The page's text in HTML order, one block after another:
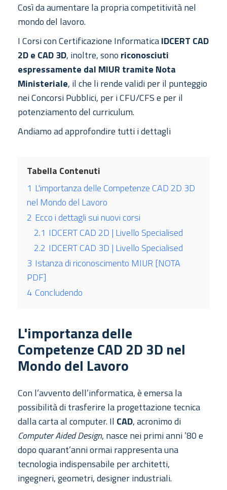
Così da aumentare la propria competitività nel
mondo del lavoro.
I Corsi con Certificazione InformaticaIDCERT CAD
2D e CAD 3D, inoltre, sono riconosciuti
espressamente dal MIUR tramite Nota
Ministeriale, il che li rende validi per il punteggio
nei Concorsi Pubblici, per i CFU/CFS e per il
potenziamento del curriculum.
Andiamo ad approfondire tutti i dettagli
Tabella Contenuti
1 L'importanza delle Competenze CAD 2D 3D
nel Mondo del Lavoro
2 Ecco i dettagli sui nuovi corsi
2.1 IDCERT CAD 2D | Livello Specialised
2.2 IDCERT CAD 3D | Livello Specialised
3 Istanza di riconoscimento MIUR [NOTA
PDF]
4 Concludendo
L'importanza delle
Competenze CAD 2D 3D nel
Mondo del Lavoro
Con l’avvento dell’informatica, è emersa la
possibilità di trasferire la progettazione tecnica
dalla carta al computer. Il CAD, acronimo di
Computer Aided Design, nasce nei primi anni ’80 e
dopo quarant’anni ormai rappresenta una
tecnologia indispensabile per architetti,
ingegneri, geometri, designer industriali.